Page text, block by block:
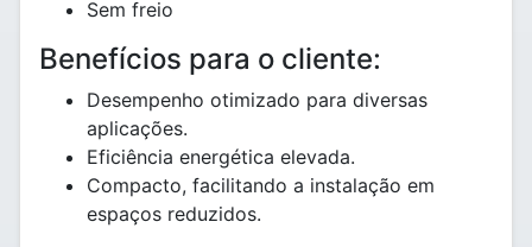
Sem freio
Benefícios para o cliente:
Desempenho otimizado para diversas
aplicações.
Eficiência energética elevada.
Compacto, facilitando a instalação em
espaços reduzidos.